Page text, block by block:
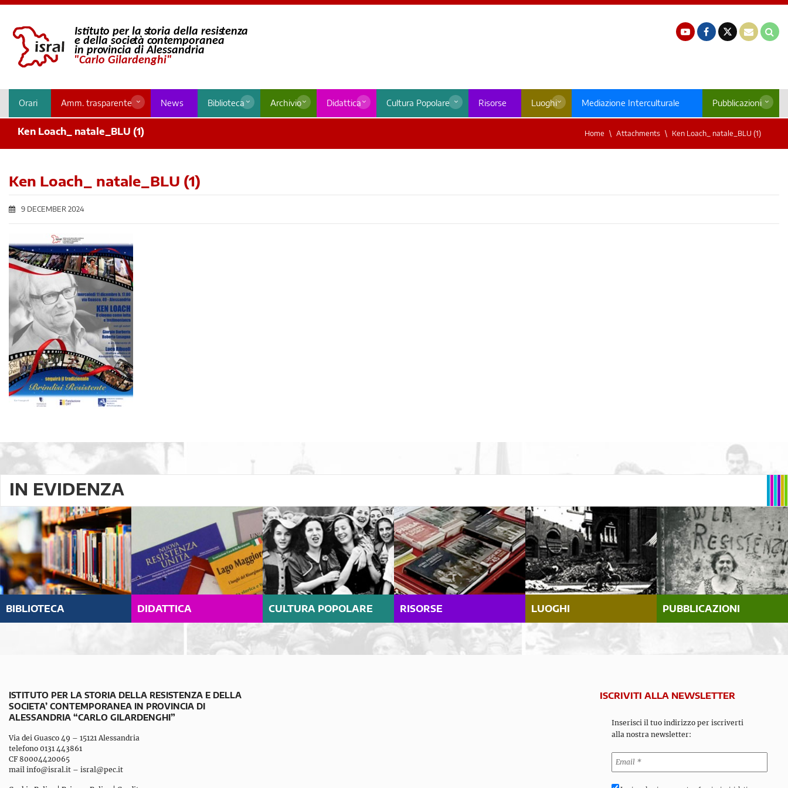
Orari Amm. trasparente News Biblioteca Archivio Didattica Cultura Popolare Risorse Luoghi Mediazione Interculturale Pubblicazioni
Ken Loach_ natale_BLU (1) Home Attachments Ken Loach_ natale_BLU (1)
Ken Loach_ natale_BLU (1)
9 DECEMBER 2024
IN EVIDENZA
BIBLIOTECA DIDATTICA CULTURA POPOLARE RISORSE LUOGHI PUBBLICAZIONI
ISTITUTO PER LA STORIA DELLA RESISTENZA E DELLA
SOCIETA’ CONTEMPORANEA IN PROVINCIA DI
ALESSANDRIA “CARLO GILARDENGHI”
Via dei Guasco 49 – 15121 Alessandria
telefono 0131 443861
CF 80004420065
mail info@isral.it – isral@pec.it
ISCRIVITI ALLA NEWSLETTER
Inserisci il tuo indirizzo per iscriverti
alla nostra newsletter: